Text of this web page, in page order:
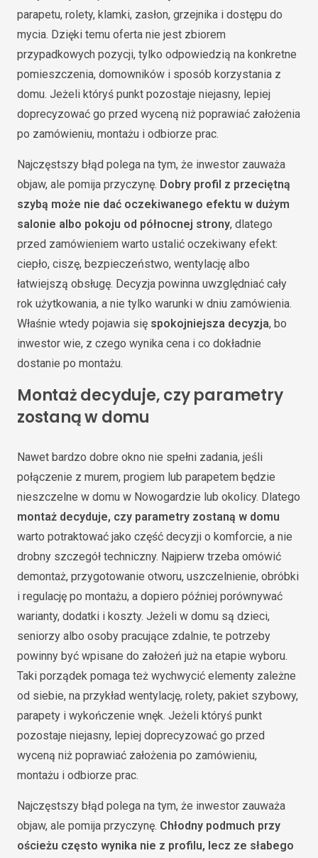
parapetu, rolety, klamki, zasłon, grzejnika i dostępu do
mycia. Dzięki temu oferta nie jest zbiorem
przypadkowych pozycji, tylko odpowiedzią na konkretne
pomieszczenia, domowników i sposób korzystania z
domu. Jeżeli któryś punkt pozostaje niejasny, lepiej
doprecyzować go przed wyceną niż poprawiać założenia
po zamówieniu, montażu i odbiorze prac.
Najczęstszy błąd polega na tym, że inwestor zauważa
objaw, ale pomija przyczynę. Dobry profil z przeciętną
szybą może nie dać oczekiwanego efektu w dużym
salonie albo pokoju od północnej strony, dlatego
przed zamówieniem warto ustalić oczekiwany efekt:
ciepło, ciszę, bezpieczeństwo, wentylację albo
łatwiejszą obsługę. Decyzja powinna uwzględniać cały
rok użytkowania, a nie tylko warunki w dniu zamówienia.
Właśnie wtedy pojawia się spokojniejsza decyzja, bo
inwestor wie, z czego wynika cena i co dokładnie
dostanie po montażu.
Montaż decyduje, czy parametry
zostaną w domu
Nawet bardzo dobre okno nie spełni zadania, jeśli
połączenie z murem, progiem lub parapetem będzie
nieszczelne w domu w Nowogardzie lub okolicy. Dlatego
montaż decyduje, czy parametry zostaną w domu
warto potraktować jako część decyzji o komforcie, a nie
drobny szczegół techniczny. Najpierw trzeba omówić
demontaż, przygotowanie otworu, uszczelnienie, obróbki
i regulację po montażu, a dopiero później porównywać
warianty, dodatki i koszty. Jeżeli w domu są dzieci,
seniorzy albo osoby pracujące zdalnie, te potrzeby
powinny być wpisane do założeń już na etapie wyboru.
Taki porządek pomaga też wychwycić elementy zależne
od siebie, na przykład wentylację, rolety, pakiet szybowy,
parapety i wykończenie wnęk. Jeżeli któryś punkt
pozostaje niejasny, lepiej doprecyzować go przed
wyceną niż poprawiać założenia po zamówieniu,
montażu i odbiorze prac.
Najczęstszy błąd polega na tym, że inwestor zauważa
objaw, ale pomija przyczynę. Chłodny podmuch przy
ościeżu często wynika nie z profilu, lecz ze słabego